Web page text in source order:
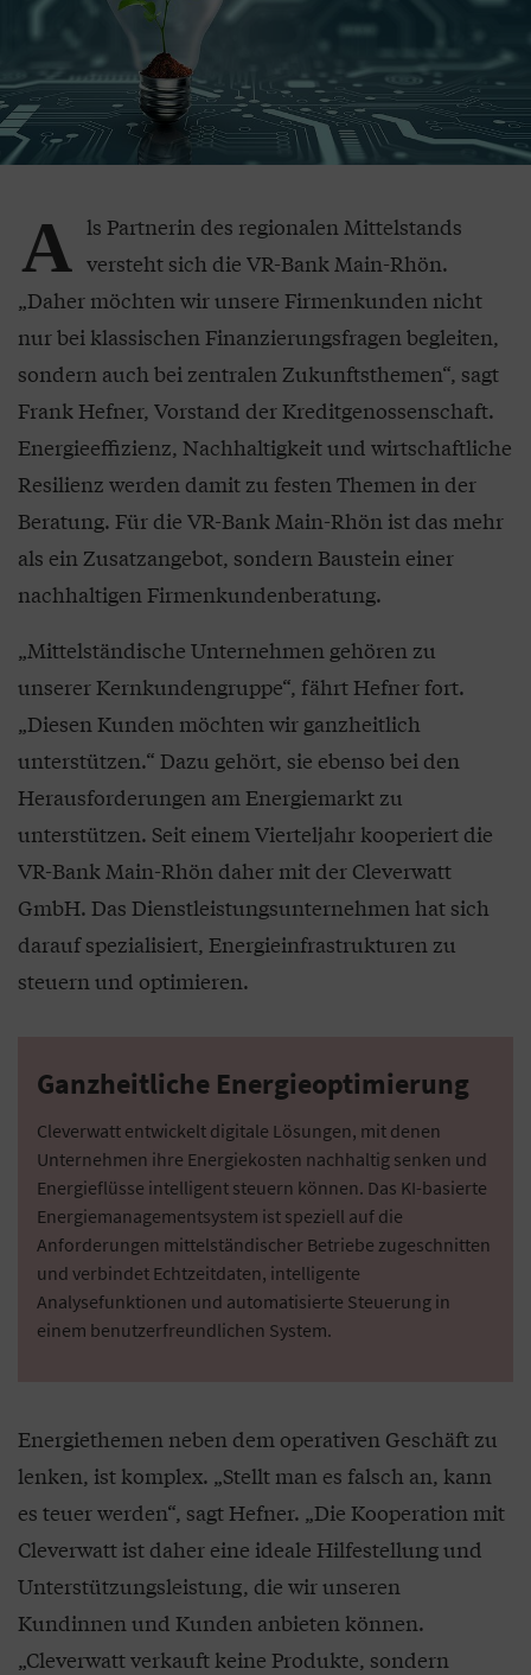
A ls Partnerin des regionalen Mittelstands
versteht sich die VR-Bank Main-Rhön.
„Daher möchten wir unsere Firmenkunden nicht
nur bei klassischen Finanzierungsfragen begleiten,
sondern auch bei zentralen Zukunftsthemen“, sagt
Frank Hefner, Vorstand der Kreditgenossenschaft.
Energieeffizienz, Nachhaltigkeit und wirtschaftliche
Resilienz werden damit zu festen Themen in der
Beratung. Für die VR-Bank Main-Rhön ist das mehr
als ein Zusatzangebot, sondern Baustein einer
nachhaltigen Firmenkundenberatung.
„Mittelständische Unternehmen gehören zu
unserer Kernkundengruppe“, fährt Hefner fort.
„Diesen Kunden möchten wir ganzheitlich
unterstützen.“ Dazu gehört, sie ebenso bei den
Herausforderungen am Energiemarkt zu
unterstützen. Seit einem Vierteljahr kooperiert die
VR-Bank Main-Rhön daher mit der Cleverwatt
GmbH. Das Dienstleistungsunternehmen hat sich
darauf spezialisiert, Energieinfrastrukturen zu
steuern und optimieren.
Ganzheitliche Energieoptimierung
Cleverwatt entwickelt digitale Lösungen, mit denen
Unternehmen ihre Energiekosten nachhaltig senken und
Energieflüsse intelligent steuern können. Das KI-basierte
Energiemanagementsystem ist speziell auf die
Anforderungen mittelständischer Betriebe zugeschnitten
und verbindet Echtzeitdaten, intelligente
Analysefunktionen und automatisierte Steuerung in
einem benutzerfreundlichen System.
Energiethemen neben dem operativen Geschäft zu
lenken, ist komplex. „Stellt man es falsch an, kann
es teuer werden“, sagt Hefner. „Die Kooperation mit
Cleverwatt ist daher eine ideale Hilfestellung und
Unterstützungsleistung, die wir unseren
Kundinnen und Kunden anbieten können.
„Cleverwatt verkauft keine Produkte, sondern